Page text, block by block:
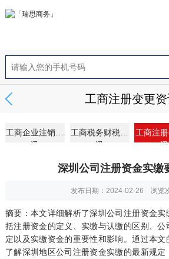
工商注册变更
工商企业注销资
讯
工商税务财税资
讯
工商注
讯
深圳公司注册资金实缴
发布日期：2024-02-26 浏览
摘要：本文详细解析了深圳公司注册资金
括注册资金的定义、实缴与认缴的区别、
定以及实缴资金的重要性和影响。通过本
了解深圳地区公司注册资金实缴的最新规